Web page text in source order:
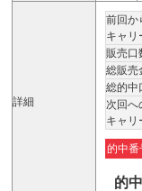
詳細
前回か
キャリ
販売口
総販売
総的中
次回へ
キャリ
的中番
的